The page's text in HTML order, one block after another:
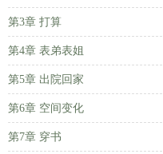
第3章 打算
第4章 表弟表姐
第5章 出院回家
第6章 空间变化
第7章 穿书